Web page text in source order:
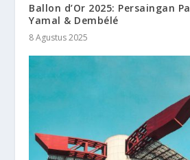
Ballon d’Or 2025: Persaingan
Yamal & Dembélé
8 Agustus 2025